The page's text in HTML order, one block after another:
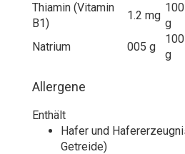
Thiamin (Vitamin
B1)
1.2 mg
100
g
Natrium
005 g
100
g
Allergene
Enthält
Hafer und
Getreide)